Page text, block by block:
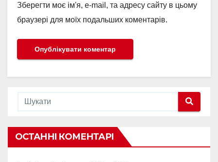
Зберегти моє ім'я, e-mail, та адресу сайту в цьому
браузері для моїх подальших коментарів.
ОСТАННІ КОМЕНТАРІ